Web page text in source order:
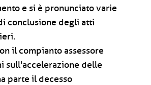
e si è pronunciato varie
conclusione degli atti
il compianto assessore
sull'accelerazione delle
parte il decesso